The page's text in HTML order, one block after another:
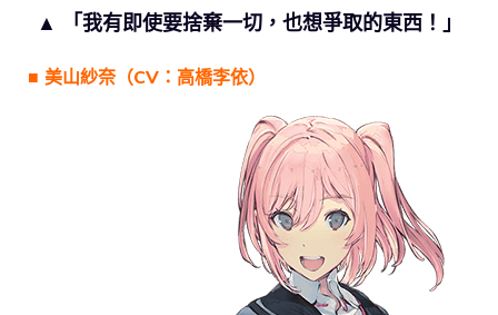
▲ 「我有即使要捨棄一切，也想爭取的東西！」
■ 美山紗奈（CV：高橋李依）